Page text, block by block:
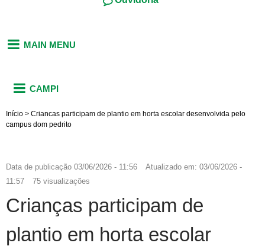
MAIN MENU
CAMPI
Início > Criancas participam de plantio em horta escolar desenvolvida pelo
campus dom pedrito
Data de publicação 03/06/2026 - 11:56 Atualizado em: 03/06/2026 -
11:57
75 visualizações
Crianças participam de
plantio em horta escolar